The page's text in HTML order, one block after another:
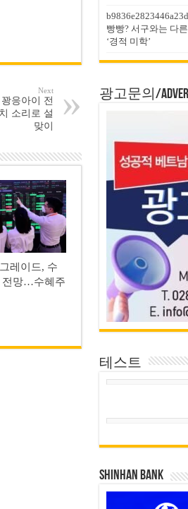
Next
응아이 전
소리로 설
맞이
레이드, 수
전망…수혜주
빵빵? 서구와는 다
‘경적 미학’
광고문의/
테스트
SHINHAN BANK